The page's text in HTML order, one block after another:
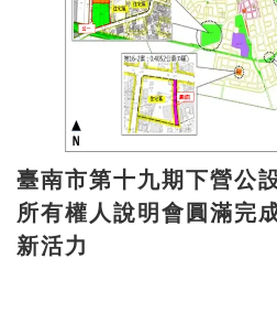
臺南市第十九期下營公
所有權人說明會圓滿完
新活力